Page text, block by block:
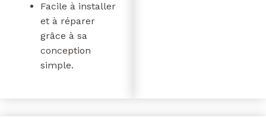
Facile à installer
et à réparer
grâce à sa
conception
simple.